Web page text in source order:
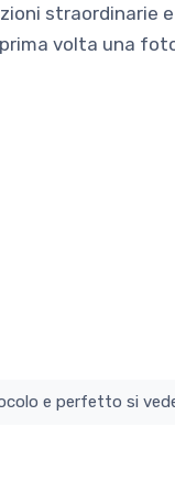
straordinarie
volta una
il